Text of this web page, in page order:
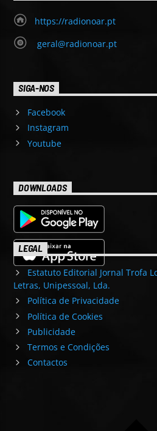
https://radionoar.pt
geral@radionoar.pt
SIGA-NOS
Facebook
Instagram
Youtube
DOWNLOADS
LEGAL
Estatuto Editorial Jornal Trofa
Letras, Unipessoal, Lda.
Política de Privacidade
Política de Cookies
Publicidade
Termos e Condições
Contactos